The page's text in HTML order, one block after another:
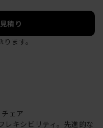
積り
ます。
ェア
キシビリティ。先進的な